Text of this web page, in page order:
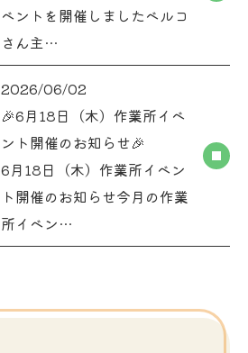
ベントを開催しましたベルコ
さん主…
2026/06/02
🎉6月18日（木）作業所イベ
ント開催のお知らせ🎉
6月18日（木）作業所イベン
ト開催のお知らせ今月の作業
所イベン…